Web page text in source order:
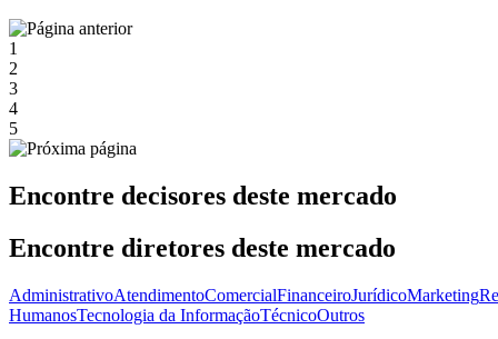
1
2
3
4
5
Encontre decisores deste mercado
Encontre diretores deste mercado
AdministrativoAtendimentoComercialFinanceiroJurídicoMarketing
HumanosTecnologia da InformaçãoTécnicoOutros